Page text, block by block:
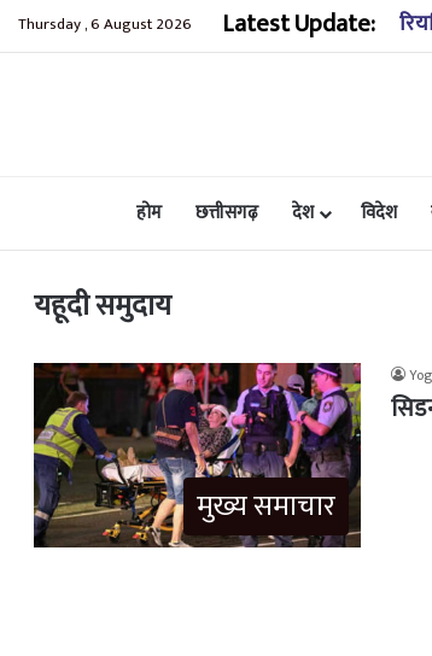
Thursday , 6 August 2026 Latest Update:
होम छत्तीसगढ़ देश विदेश
यहूदी समुदाय
मुख्य समाचार